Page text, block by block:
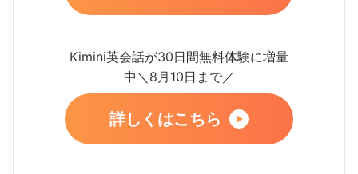
Kimini英会話が30日間無料体験に増量
中＼8月10日まで／
詳しくはこちら